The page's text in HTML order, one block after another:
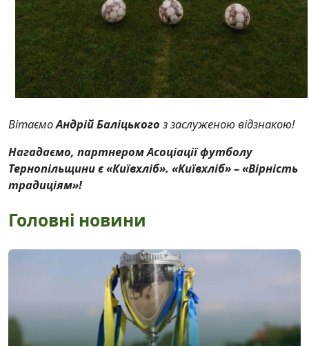
ВітаємоАндрій Баліцького з заслуженою відзнакою!
Нагадаємо, партнером Асоціації футболу
Тернопільщини є «Київхліб». «Київхліб» – «Вірність
традиціям»!
Головні новини